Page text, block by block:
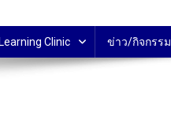
Clinic ข่าว/กิจกรรม